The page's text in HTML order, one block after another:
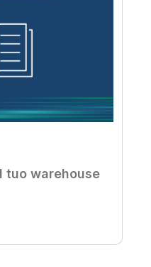
tuo warehouse